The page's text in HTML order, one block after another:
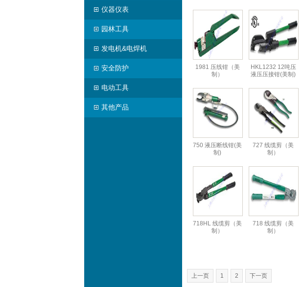
仪器仪表
园林工具
发电机&电焊机
安全防护
电动工具
其他产品
1981 压线钳（美
制）
HKL1232 12吨压
液压压接钳(美制)
750 液压断线钳(美
制)
727 线缆剪（美
制）
718HL 线缆剪（美
制）
718 线缆剪（美
制）
上一页 1 2 下一页